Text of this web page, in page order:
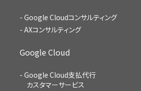
Google Cloudコンサルティング
AXコンサルティング
Google Cloud
Google Cloud支払代行
カスタマーサービス